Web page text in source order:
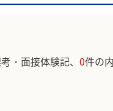
・面接体験記、 0件の